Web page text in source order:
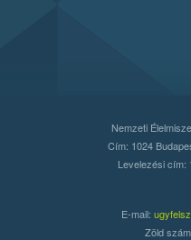
Nemzeti
Cím: 1024
Levelezési cím:
E-mail:
Zöld